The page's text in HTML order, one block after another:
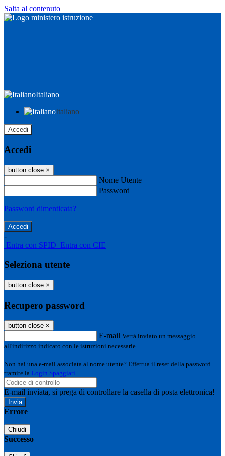
Salta al contenuto
Italiano
Italiano
Accedi
Accedi
button close ×
Nome Utente
Password
Password dimenticata?
-
Entra con SPID Entra con CIE
Seleziona utente
button close ×
Recupero password
button close ×
E-mail Verrà inviato un messaggio
all'indirizzo indicato con le istruzioni necessarie.
Non hai una e-mail associata al nome utente? Effettua il reset della password
tramite la Login Spaggiari
E-mail inviata, si prega di controllare la casella di posta elettronica!
Errore
Chiudi
Successo